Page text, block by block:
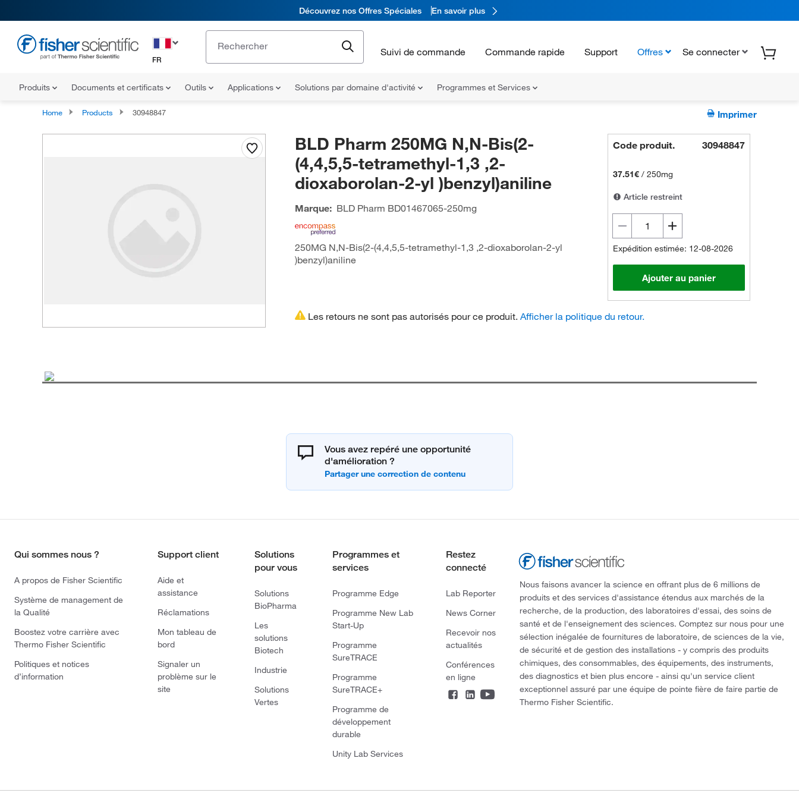
Découvrez nos Offres Spéciales En savoir plus
FR
Suivi de commande Commande rapide Support Offres Se connecter
Produits Documents et certificats Outils Applications Solutions par domaine d'activité Programmes et Services
Home Products 30948847 Imprimer
BLD Pharm 250MG N,N-Bis(2-
(4,4,5,5-tetramethyl-1,3 ,2-
dioxaborolan-2-yl )benzyl)aniline
Marque: BLD Pharm BD01467065-250mg
250MG N,N-Bis(2-(4,4,5,5-tetramethyl-1,3 ,2-dioxaborolan-2-yl
)benzyl)aniline
Code produit. 30948847
37.51€ /250mg
Article restreint
Expédition estimée: 12-08-2026
Ajouter au panier
Les retours ne sont pas autorisés pour ce produit. Afficher la politique du retour.
Vous avez repéré une opportunité
d'amélioration ?
Qui sommes nous ?
A propos de Fisher Scientific
Système de management de
la Qualité
Boostez votre carrière avec
Thermo Fisher Scientific
Politiques et notices
d’information
Support client
Aide et
assistance
Réclamations
Mon tableau de
bord
Signaler un
problème sur le
site
Solutions
pour vous
Solutions
BioPharma
Les
solutions
Biotech
Industrie
Solutions
Vertes
Programmes et
services
Programme Edge
Programme New Lab
Start-Up
Programme
SureTRACE
Programme
SureTRACE+
Programme de
développement
durable
Unity Lab Services
Restez
connecté
Lab Reporter
News Corner
Recevoir nos
actualités
Conférences
en ligne
Nous faisons avancer la science en offrant plus de 6 millions de
produits et des services d'assistance étendus aux marchés de la
recherche, de la production, des laboratoires d'essai, des soins de
santé et de l'enseignement des sciences. Comptez sur nous pour une
sélection inégalée de fournitures de laboratoire, de sciences de la vie,
de sécurité et de gestion des installations - y compris des produits
chimiques, des consommables, des équipements, des instruments,
des diagnostics et bien plus encore - ainsi qu'un service client
exceptionnel assuré par une équipe de pointe fière de faire partie de
Thermo Fisher Scientific.